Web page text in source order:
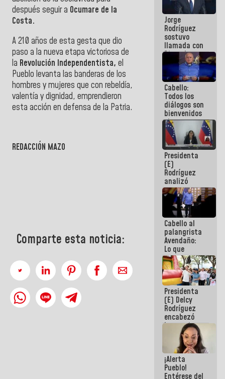
después seguir a Ocumare de la
Costa.
A 210 años de esta gesta que dio
paso a la nueva etapa victoriosa de
la Revolución Independentista, el
Pueblo levanta las banderas de los
hombres y mujeres que con rebeldía,
valentía y dignidad, emprendieron
esta acción en defensa de la Patria.
REDACCIÓN MAZO
Comparte esta noticia:
Venezuela"
a servidores
públicos
Jorge
Rodríguez
sostuvo
llamada con
Dinorah
Figuera y
acuerdan
primer
encuentro
presencial
para el
diálogo
Cabello:
Todos los
diálogos son
bienvenidos
siempre que
estén en el
marco de la
Constitución
de la
República
Presidenta
(E)
Rodríguez
analizó
junto a
gobernadores
planes de
recuperación
del Sistema
Eléctrico
Nacional
Cabello al
palangrista
Avendaño:
Lo que
vayas a
escribir
hazlo hoy
por que no
sabemos si
la semana
que viene
hay
programa
Presidenta
(E) Delcy
Rodríguez
encabezó
lanzamiento
del Plan
Nacional de
Recreación
Vacacional
¡Alerta
Pueblo!
Entérese del